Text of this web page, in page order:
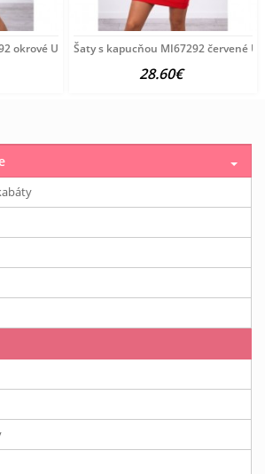
okrové Univerzálna Okrová
Šaty s kapucňou MI67292 červené
28.60€